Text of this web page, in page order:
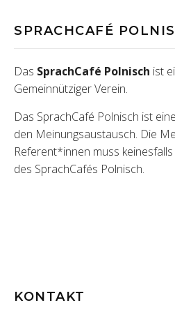
SPRACHCAFÉ
Das SprachCafé Polnisch ist
Gemeinnütziger Verein.
Das SprachCafé Polnisch ist
den Meinungsaustausch. Die
Referent*innen muss
des SprachCafés Polnisch.
KONTAKT